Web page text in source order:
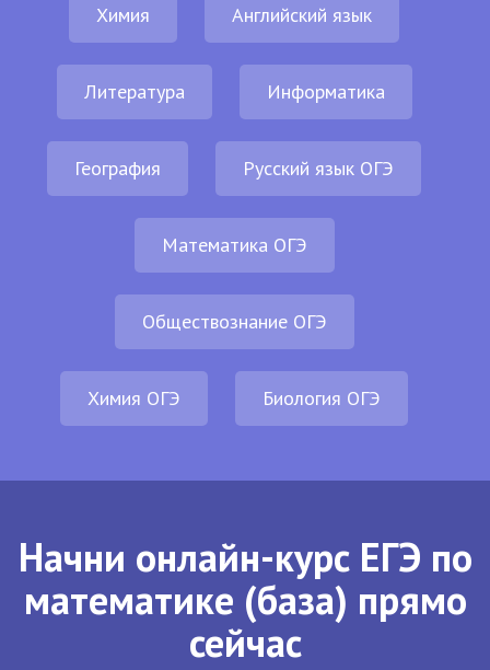
Химия Английский язык
Литература Информатика
География Русский язык ОГЭ
Математика ОГЭ
Обществознание ОГЭ
Химия ОГЭ Биология ОГЭ
Начни онлайн-курс ЕГЭ по
математике (база) прямо
сейчас